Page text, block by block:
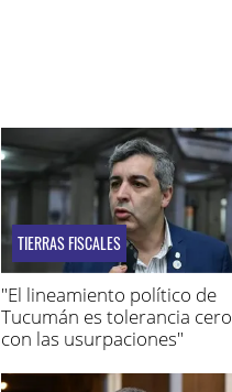
TIERRAS FISCALES
"El lineamiento político de
Tucumán es tolerancia cero
con las usurpaciones"